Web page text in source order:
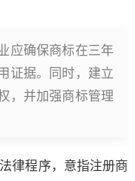
应确保商标在三年
证据。同时，建立
，并加强商标管理
律程序，意指注册商